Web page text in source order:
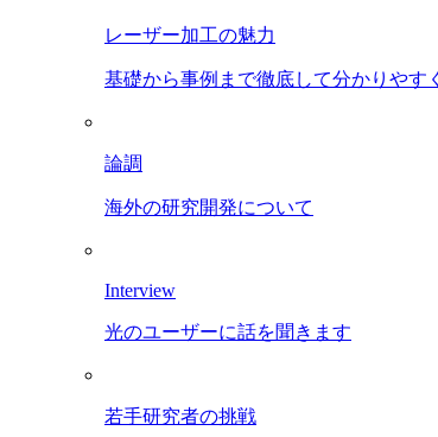
レーザー加工の魅力
基礎から事例まで徹底して分かりやす
論調
海外の研究開発について
Interview
光のユーザーに話を聞きます
若手研究者の挑戦